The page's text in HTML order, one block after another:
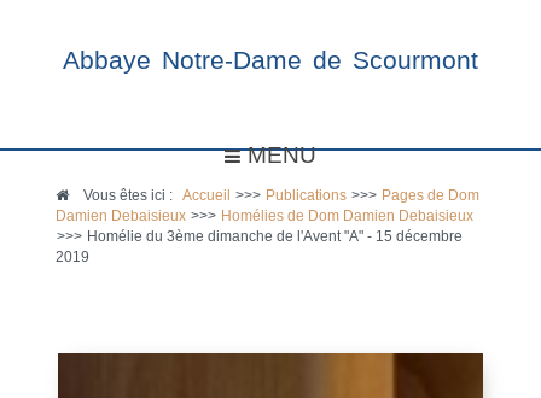
Abbaye Notre-Dame de Scourmont
MENU
Vous êtes ici :Accueil >>> Publications >>> Pages de Dom
Damien Debaisieux >>> Homélies de Dom Damien Debaisieux
>>> Homélie du 3ème dimanche de l'Avent "A" - 15 décembre
2019